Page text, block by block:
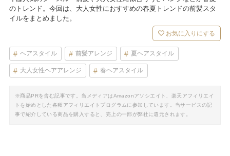
のトレンド。今回は、大人女性におすすめの春夏トレンドの前髪スタ
イルをまとめました。
お気に入りにする
ヘアスタイル 前髪アレンジ 夏ヘアスタイル
大人女性ヘアアレンジ 春ヘアスタイル
※商品PRを含む記事です。当メディアはAmazonアソシエイト、楽天アフィリエイ
トを始めとした各種アフィリエイトプログラムに参加しています。当サービスの記
事で紹介している商品を購入すると、売上の一部が弊社に還元されます。